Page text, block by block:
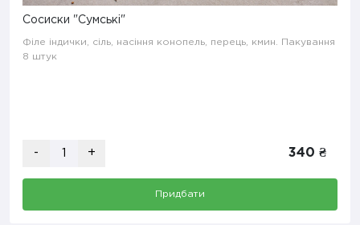
Сосиски "Сумські"
Філе індички, сіль, насіння конопель, перець, кмин. Пакування
8 штук
- + 340 ₴
Придбати